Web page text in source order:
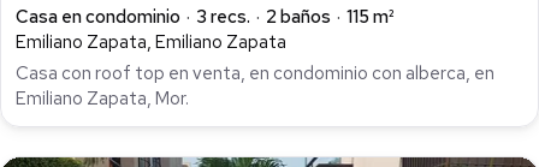
Casa en condominio
3 recs. 2 baños
115 m²
Emiliano Zapata, Emiliano Zapata
Casa con roof top en venta, en condominio con alberca, en
Emiliano Zapata, Mor.